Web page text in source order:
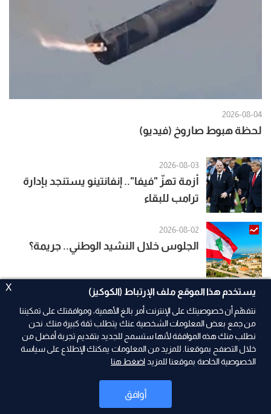
2026-08-04
لحظة هبوط صاروخ (فيديو)
2026-08-03
أزمة تهزّ "فيفا".. إنفانتينو يستنجد بإدارة
ترامب للبقاء
2026-08-02
الجلوس خلال النشيد الوطني.. جريمة؟
X يستخدم هذا الموقع ملف الإرتباط (الكوكيز)
نتفهّم أن خصوصيتك على الإنترنت أمر بالغ الأهمية، وموافقتك على تمكيننا
من جمع بعض المعلومات الشخصية عنك يتطلب ثقة كبيرة منك. نحن
نطلب منك هذه الموافقة لأنها ستسمح للجديد بتقديم تجربة أفضل من
خلال التصفح بموقعنا. للمزيد من المعلومات يمكنك الإطلاع على سياسة
الخصوصية الخاصة بموقعنا للمزيد اضغط هنا
أوافق